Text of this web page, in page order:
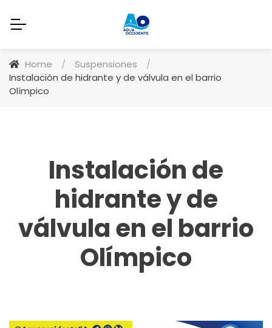
Home / Suspensiones
/
Instalación de hidrante y de válvula en el barrio
Olímpico
Instalación de
hidrante y de
válvula en el barrio
Olímpico